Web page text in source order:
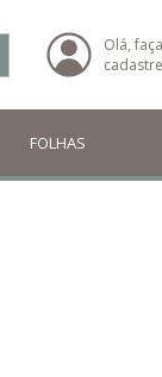
Olá,
FOLHAS